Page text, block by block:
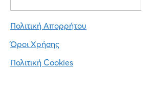
Πολιτική Απορρήτου
Όροι Χρήσης
Πολιτική Cookies